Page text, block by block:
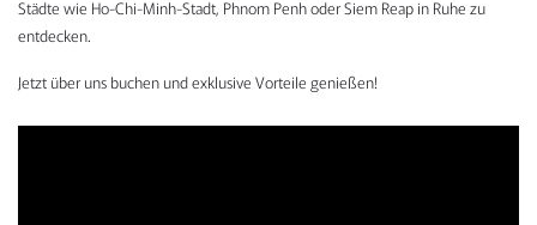
Städte wie Ho-Chi-Minh-Stadt, Phnom Penh oder Siem Reap in Ruhe zu
entdecken.
Jetzt über uns buchen und exklusive Vorteile genießen!